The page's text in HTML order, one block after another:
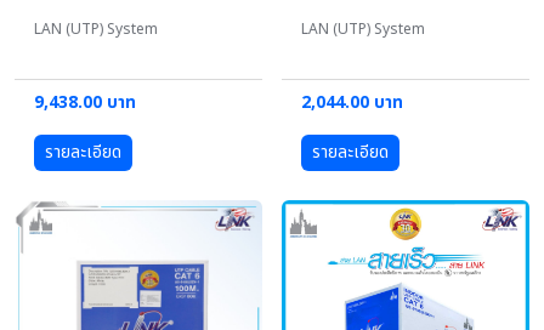
LAN (UTP) System
9,438.00 บาท
รายละเอียด
LAN (UTP) System
2,044.00 บาท
รายละเอียด